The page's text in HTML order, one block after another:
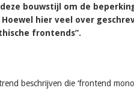
bouwstijl om de
hier veel over
frontends”.
beschrijven die ‘frontend